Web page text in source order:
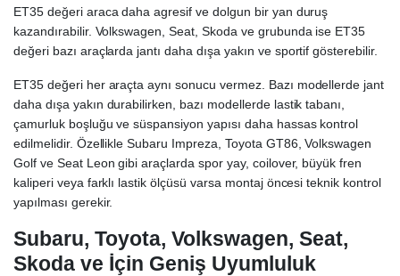
ET35 değeri araca daha agresif ve dolgun bir yan duruş
kazandırabilir. Volkswagen, Seat, Skoda ve grubunda ise ET35
değeri bazı araçlarda jantı daha dışa yakın ve sportif gösterebilir.
ET35 değeri her araçta aynı sonucu vermez. Bazı modellerde jant
daha dışa yakın durabilirken, bazı modellerde lastik tabanı,
çamurluk boşluğu ve süspansiyon yapısı daha hassas kontrol
edilmelidir. Özellikle Subaru Impreza, Toyota GT86, Volkswagen
Golf ve Seat Leon gibi araçlarda spor yay, coilover, büyük fren
kaliperi veya farklı lastik ölçüsü varsa montaj öncesi teknik kontrol
yapılması gerekir.
Subaru, Toyota, Volkswagen, Seat,
Skoda ve İçin Geniş Uyumluluk